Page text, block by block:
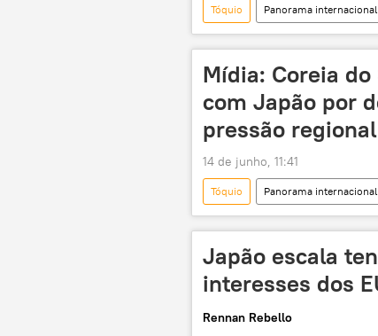
Tóquio Panorama internacional
Economia
investimento
Mídia: Coreia
com Japão por
pressão regional
14 de junho, 11:41
Tóquio Panorama internacional
Japão
Global Times
Japão escala
interesses dos
Rennan Rebello